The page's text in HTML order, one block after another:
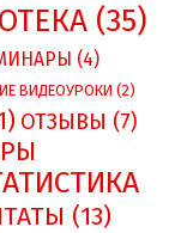
(35)
(4)
ВИДЕОУРОКИ (2)
ОТЗЫВЫ (7)
(13)